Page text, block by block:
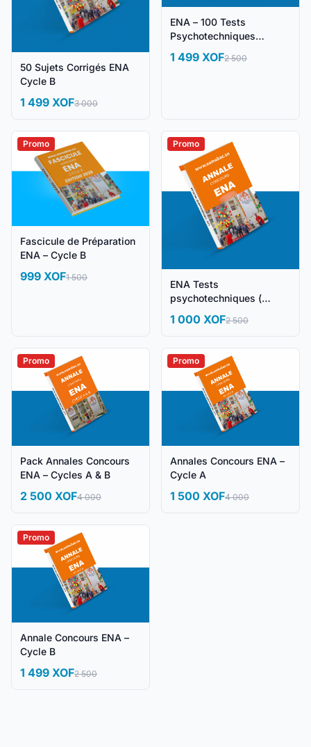
50 Sujets Corrigés ENA
Cycle B
1 499 XOF3 000
ENA – 100 Tests
Psychotechniques
1 499 XOF2 500
Promo
Fascicule de Préparation
ENA – Cycle B
999 XOF1 500
Promo
ENA Tests
psychotechniques (
1 000 XOF2 500
Promo
Pack Annales Concours
ENA – Cycles A & B
2 500 XOF4 000
Promo
Annales Concours ENA –
Cycle A
1 500 XOF4 000
Promo
Annale Concours ENA –
Cycle B
1 499 XOF2 500